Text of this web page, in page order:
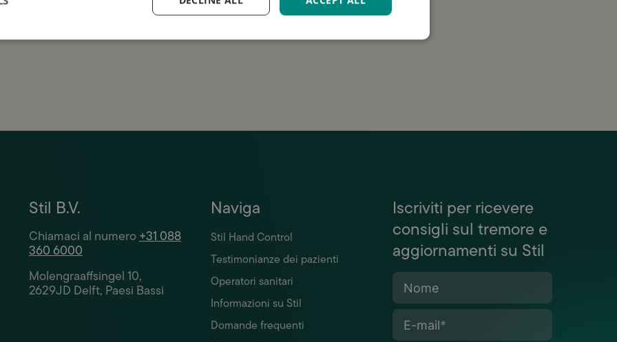
richiesta è gratuita e senza impegno. Tratteremo i tuoi dati
Stil B.V.
Chiamaci al numero+31 088
360 6000
Molengraaffsingel 10,
2629JD Delft, Paesi Bassi
Naviga
Stil Hand Control
Testimonianze dei pazienti
Operatori sanitari
Informazioni su Stil
Domande frequenti
Iscriviti per ricevere
consigli sul tremore e
aggiornamenti su Stil
Nome
E-mail*